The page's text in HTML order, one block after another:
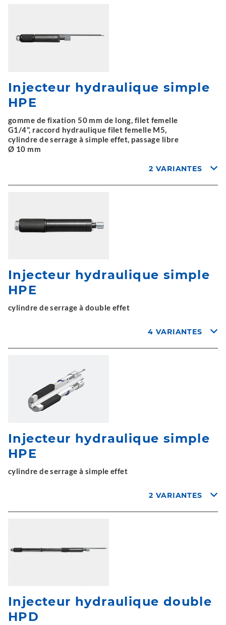
Injecteur hydraulique simple
HPE
gomme de fixation 50 mm de long, filet femelle
G1/4", raccord hydraulique filet femelle M5,
cylindre de serrage à simple effet, passage libre
Ø 10 mm
2 VARIANTES
Injecteur hydraulique simple
HPE
cylindre de serrage à double effet
4 VARIANTES
Injecteur hydraulique simple
HPE
cylindre de serrage à simple effet
2 VARIANTES
Injecteur hydraulique double
HPD